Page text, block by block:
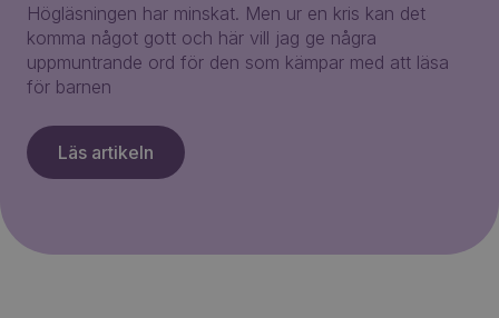
Högläsningen har minskat. Men ur en kris kan det
komma något gott och här vill jag ge några
uppmuntrande ord för den som kämpar med att läsa
för barnen
Läs artikeln